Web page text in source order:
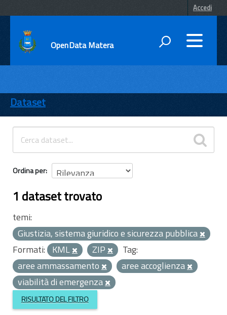
Accedi
OpenData Matera
ENTI
TEMI
INFORMAZIONI
Dataset
Ordina per
1 dataset trovato
temi:
Giustizia, sistema giuridico e sicurezza pubblica
Formati: KML ZIP
Tag:
aree ammassamento
aree accoglienza
viabilità di emergenza
RISULTATO DEL FILTRO